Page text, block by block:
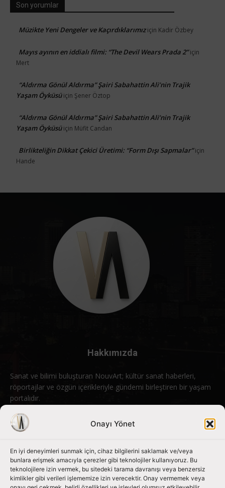
Onayı Yönet
En iyi deneyimleri sunmak için, cihaz bilgilerini saklamak ve/veya
bunlara erişmek amacıyla çerezler gibi teknolojiler kullanıyoruz. Bu
teknolojilere izin vermek, bu sitedeki tarama davranışı veya benzersiz
kimlikler gibi verileri işlememize izin verecektir. Onay vermemek veya
Son yorumlar
Müzikte Yeni Dengeler ve Kaçırdıklarımıziçin Kadir Özbey
Mayıs ayının en iddialı filmi: “The Devil Wears Prada 2”için
Mert
“Aldırma Gönül Aldırma” Şairi Sabahattin Ali’nin Trajik
Yaşam Öyküsüiçin Şener Öztop
“Aldırma Gönül Aldırma” Şairi Sabahattin Ali’nin Trajik
Yaşam Öyküsüiçin Müfit Candan
Birlikteliğin Dikkat Çekici Üretimi: “Form Dışı Sapmalar”için
Hande
Hakkımızda
Sanat ve bilimi buluşturan NouvArt; kültür sanat haberleri,
röportajlar ve özgün içerikleriyle gündemi birleştiren bir yaşam
portalıdır.
Bizimle iletişime geçin: info@nouvart.net
Bizi Takip Edin